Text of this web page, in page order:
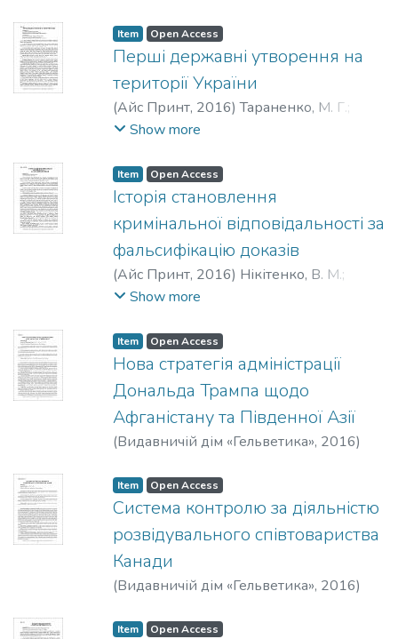
Item Open Access
Перші державні утворення на
території України
(Айс Принт, 2016)Тараненко, М. Г.;
Тараненко, М. М.
Show more
Item Open Access
Історія становлення
кримінальної відповідальності за
фальсифікацію доказів
(Айс Принт, 2016) Нікітенко, В. М.;
Nikitenko, V.
Show more
Item Open Access
Нова стратегія адміністрації
Дональда Трампа щодо
Афганістану та Південної Азії
(Видавничій дім «Гельветика», 2016)
Item Open Access
Система контролю за діяльністю
розвідувального співтовариства
Канади
(Видавничій дім «Гельветика», 2016)
Item Open Access